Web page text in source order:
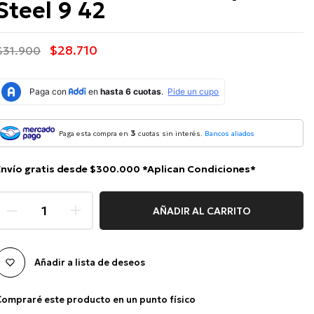
9 42
$28.710
Paga esta compra en 3 cuotas sin interés. Bancos aliados
gratis desde $300.000 *Aplican Condiciones*
AÑADIR AL CARRITO
Añadir a lista de deseos
este producto en un punto físico